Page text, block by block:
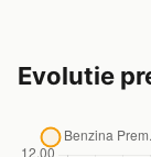
Evolutie